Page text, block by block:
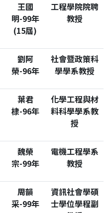
王國
明-99年
(15屆)
工程學院院聘
教授
劉阿
榮-96年
社會暨政策科
學學系教授
葉君
棣-96年
化學工程與材
料科學學系教
授
魏榮
宗-99年
電機工程學系
教授
周韻
采-99年
資訊社會學碩
士學位學程副